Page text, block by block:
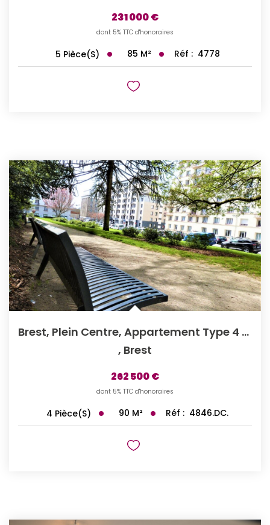
231 000 €
dont 5% TTC d'honoraires
5 Pièce(s) 85 M² Réf : 4778
Brest, Plein Centre, Appartement Type 4 Ascenseur.
, Brest
262 500 €
dont 5% TTC d'honoraires
4 Pièce(s) 90 M² Réf : 4846.DC.